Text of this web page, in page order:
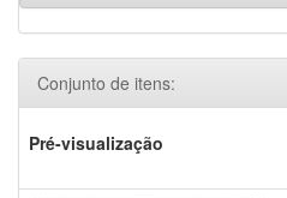
Conjunto de itens:
Pré-visualização